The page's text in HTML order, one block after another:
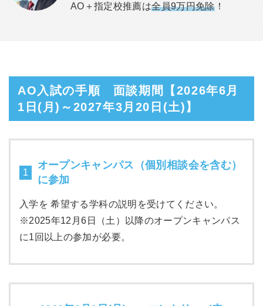
AO＋指定校推薦は全員9万円免除！
AO入試の手順 面談期間【2026年6月
1日(月)～2027年3月20日(土)】
1
オープンキャンパス（個別相談会を含む）
に参加
入学を 希望する学科の説明を受けてください。
※2025年12月6日（土）以降のオープンキャンパス
に1回以上の参加が必要。